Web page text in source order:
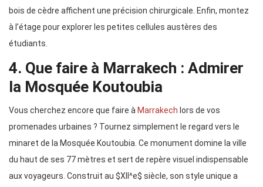
bois de cèdre affichent une précision chirurgicale. Enfin, montez
à l’étage pour explorer les petites cellules austères des
étudiants.
4. Que faire à Marrakech : Admirer
la Mosquée Koutoubia
Vous cherchez encore que faire à Marrakech lors de vos
promenades urbaines ? Tournez simplement le regard vers le
minaret de la Mosquée Koutoubia. Ce monument domine la ville
du haut de ses 77 mètres et sert de repère visuel indispensable
aux voyageurs. Construit au $XII^e$ siècle, son style unique a